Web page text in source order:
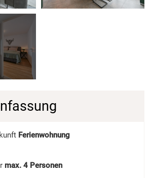
Ferienwohnung
max. 4 Personen